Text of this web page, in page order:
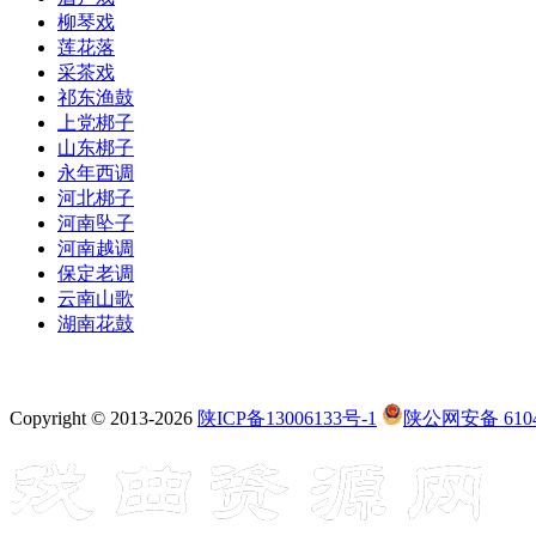
柳琴戏
莲花落
采茶戏
祁东渔鼓
上党梆子
山东梆子
永年西调
河北梆子
河南坠子
河南越调
保定老调
云南山歌
湖南花鼓
Copyright © 2013-2026 陕ICP备13006133号-1 陕公网安备